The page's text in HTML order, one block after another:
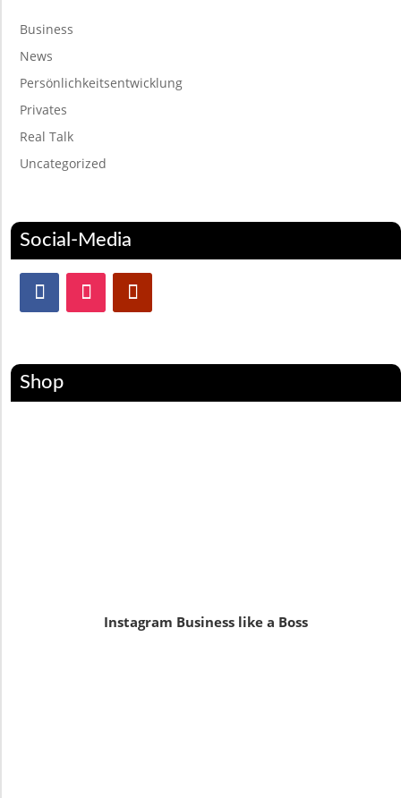
Business
News
Persönlichkeitsentwicklung
Privates
Real Talk
Uncategorized
Social-Media
Shop
Instagram Business like a Boss